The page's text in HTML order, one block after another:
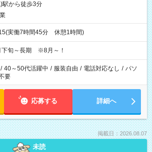
駅から徒歩3分
実働7時間45分 休憩1時間)
下旬～長期 ※8月～！
/ 40～50代活躍中 / 服装自由 / 電話対応なし / パソ
要
応募する 詳細へ
掲載日：2026.08.07
未読